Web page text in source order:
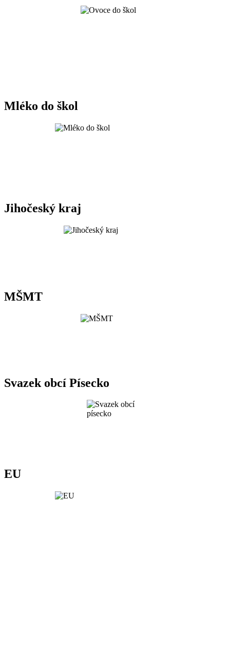
Mléko do škol
Jihočeský kraj
MŠMT
Svazek obcí Písecko
EU